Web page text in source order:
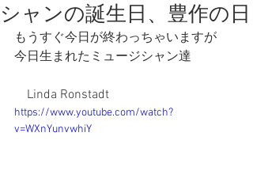
シャンの誕生日、豊作の日
もうすぐ今日が終わっちゃいますが
今日生まれたミュージシャン達
Linda Ronstadt
https://www.youtube.com/watch?
v=WXnYunvwhiY